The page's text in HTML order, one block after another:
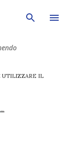
UTILIZZARE IL